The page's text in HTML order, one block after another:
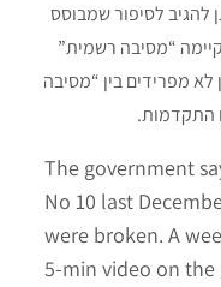
להגיב לסיפור שמבוסס
“מסיבה רשמית”
מפרידים בין “מסיבה
התקדמות.
The government
No 10 last
were broken. A
5-min video on